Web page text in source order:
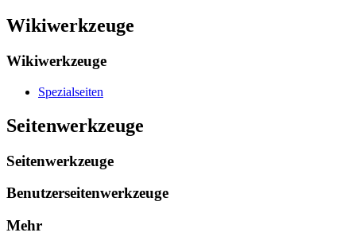
Wikiwerkzeuge
Wikiwerkzeuge
Spezialseiten
Seitenwerkzeuge
Seitenwerkzeuge
Benutzerseitenwerkzeuge
Mehr